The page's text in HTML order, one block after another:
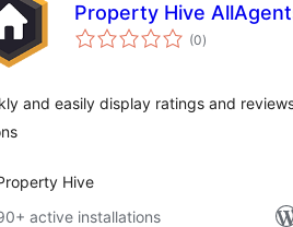
Property Hive
(0total
ratings
)
and easily display ratings and
Hive
active installations